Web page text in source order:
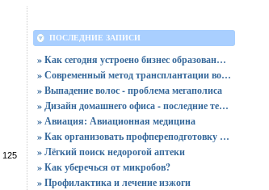
125
ПОСЛЕДНИЕ ЗАПИСИ
» Как сегодня устроено бизнес образование для руководителей и команд
» Современный метод трансплантации волос
» Выпадение волос - проблема мегаполиса
» Дизайн домашнего офиса - последние тенденции
» Авиация: Авиационная медицина
» Как организовать профпереподготовку врачей: рекомендации для руководителей
» Лёгкий поиск недорогой аптеки
» Как уберечься от микробов?
» Профилактика и лечение изжоги